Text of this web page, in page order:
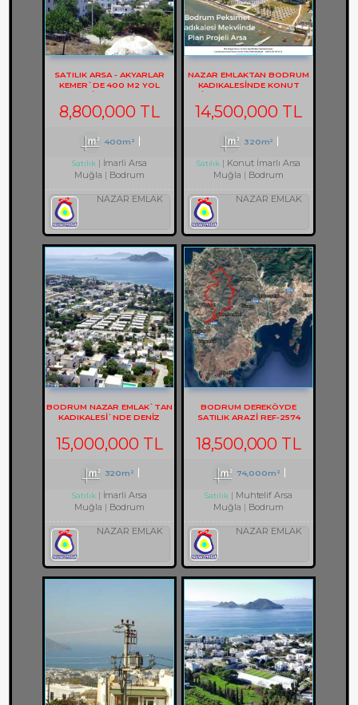
SATILIK ARSA - AKYARLAR
KEMER`DE 400 M2 YOL
CEPHELİ ARSA REF-2157
8,800,000 TL
400m²
Satılık
İmarli Arsa
Muğla
Bodrum
NAZAR EMLAK
NAZAR EMLAKTAN BODRUM
KADIKALESINDE KONUT
IMARLI ARSA REF-1353
14,500,000 TL
320m²
Satılık
Konut İmarlı Arsa
Muğla
Bodrum
NAZAR EMLAK
BODRUM NAZAR EMLAK`TAN
KADIKALESİ`NDE DENİZ
15,000,000 TL
320m²
Satılık
İmarli Arsa
Muğla
Bodrum
NAZAR EMLAK
BODRUM DEREKÖYDE
SATILIK ARAZİ REF-2574
18,500,000 TL
74,000m²
Satılık
Muhtelif Arsa
Muğla
Bodrum
NAZAR EMLAK